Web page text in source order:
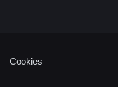
Cookies